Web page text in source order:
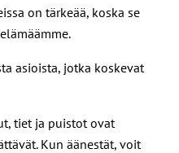
on tärkeää, koska se
asioista, jotka koskevat
tiet ja puistot ovat
Kun äänestät, voit